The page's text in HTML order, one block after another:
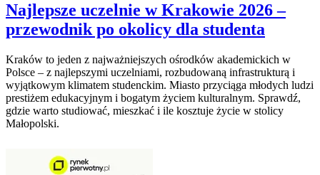
Najlepsze uczelnie w Krakowie 2026 –
przewodnik po okolicy dla studenta
Kraków to jeden z najważniejszych ośrodków akademickich w
Polsce – z najlepszymi uczelniami, rozbudowaną infrastrukturą i
wyjątkowym klimatem studenckim. Miasto przyciąga młodych ludzi
prestiżem edukacyjnym i bogatym życiem kulturalnym. Sprawdź,
gdzie warto studiować, mieszkać i ile kosztuje życie w stolicy
Małopolski.